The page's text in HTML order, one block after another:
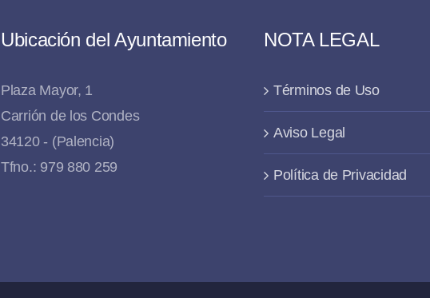
Ubicación del Ayuntamiento
Plaza Mayor, 1
Carrión de los Condes
34120 - (Palencia)
Tfno.: 979 880 259
NOTA LEGAL
Términos de Uso
Aviso Legal
Política de Privacidad